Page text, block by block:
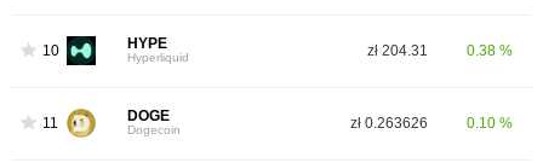
10 HYPE
Hyperliquid zł 204.31 0.38 %
11 DOGE
Dogecoin zł 0.263626 0.10 %